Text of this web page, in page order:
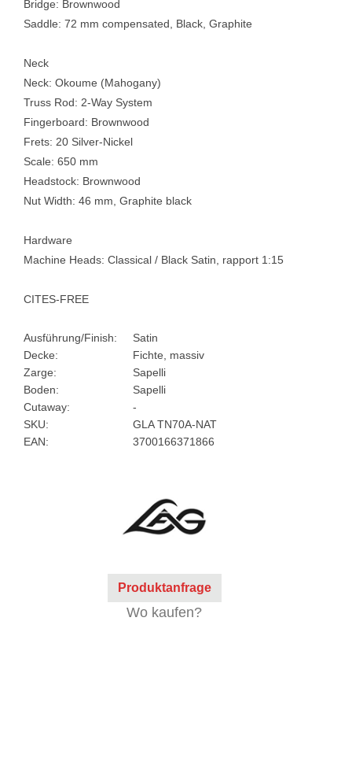
Bridge: Brownwood
Saddle: 72 mm compensated, Black, Graphite
Neck
Neck: Okoume (Mahogany)
Truss Rod: 2-Way System
Fingerboard: Brownwood
Frets: 20 Silver-Nickel
Scale: 650 mm
Headstock: Brownwood
Nut Width: 46 mm, Graphite black
Hardware
Machine Heads: Classical / Black Satin, rapport 1:15
CITES-FREE
Ausführung/Finish:
Satin
Decke:
Fichte, massiv
Zarge:
Sapelli
Boden:
Sapelli
Cutaway:
-
SKU:
GLA TN70A-NAT
EAN:
3700166371866
Produktanfrage
Wo kaufen?